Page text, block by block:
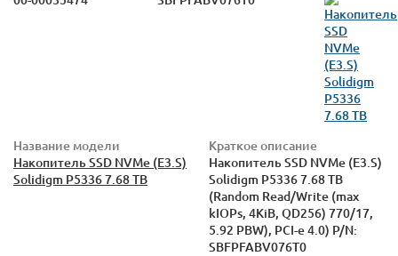
Название модели
Накопитель SSD NVMe (E3.S)
Solidigm P5336 7.68 TB
Краткое описание
Накопитель SSD NVMe (E3.S)
Solidigm P5336 7.68 TB
(Random Read/Write (max
kIOPs, 4KiB, QD256) 770/17,
5.92 PBW), PCI-e 4.0) P/N:
SBFPFABV076T0